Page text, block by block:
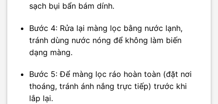
sạch bụi bẩn bám dính.
Bước 4: Rửa lại màng lọc bằng nước lạnh,
tránh dùng nước nóng để không làm biến
dạng màng.
Bước 5: Để màng lọc ráo hoàn toàn (đặt nơi
thoáng, tránh ánh nắng trực tiếp) trước khi
lắp lại.